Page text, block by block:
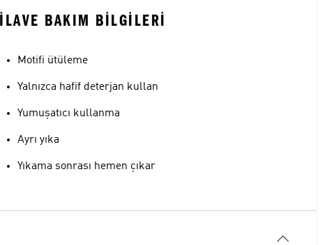
İLAVE BAKIM BILGILERI
Motifi ütüleme
Yalnızca hafif deterjan kullan
Yumuşatıcı kullanma
Ayrı yıka
Yıkama sonrası hemen çıkar